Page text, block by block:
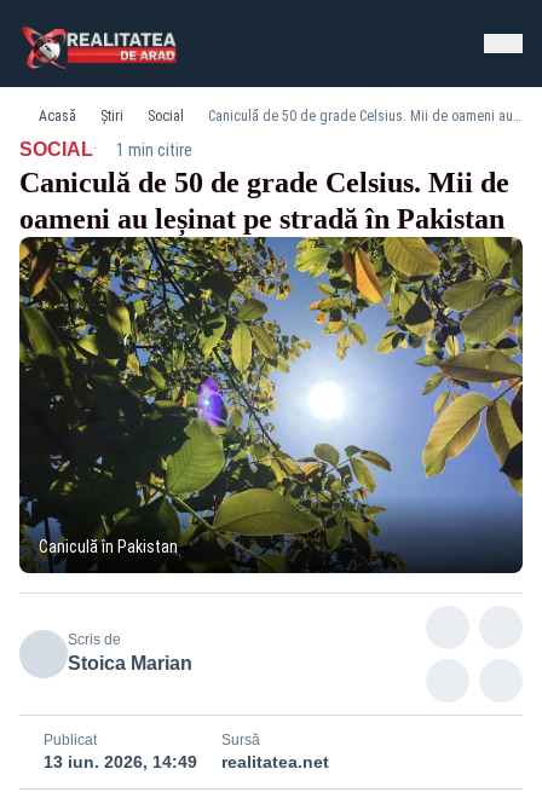
Acasă Știri Social Caniculă de 50 de grade Celsius. Mii de oameni au leșinat pe stradă în Pakistan
SOCIAL· 1 min citire
Caniculă de 50 de grade Celsius. Mii de
oameni au leșinat pe stradă în Pakistan
Caniculă în Pakistan
Scris de
Stoica Marian
Publicat
13 iun. 2026, 14:49
Sursă
realitatea.net